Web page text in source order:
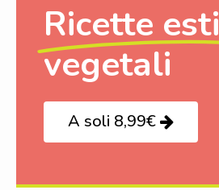
Ricette
vegetali
A soli 8,99€